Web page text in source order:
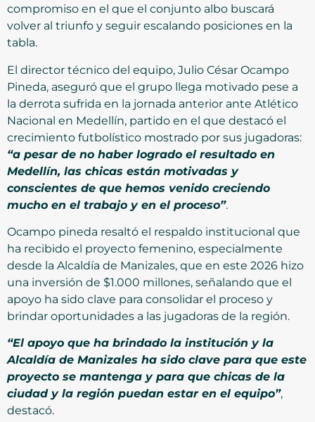
compromiso en el que el conjunto albo buscará
volver al triunfo y seguir escalando posiciones en la
tabla.
El director técnico del equipo, Julio César Ocampo
Pineda, aseguró que el grupo llega motivado pese a
la derrota sufrida en la jornada anterior ante Atlético
Nacional en Medellín, partido en el que destacó el
crecimiento futbolístico mostrado por sus jugadoras:
“a pesar de no haber logrado el resultado en
Medellín, las chicas están motivadas y
conscientes de que hemos venido creciendo
mucho en el trabajo y en el proceso”.
Ocampo pineda resaltó el respaldo institucional que
ha recibido el proyecto femenino, especialmente
desde la Alcaldía de Manizales, que en este 2026 hizo
una inversión de $1.000 millones, señalando que el
apoyo ha sido clave para consolidar el proceso y
brindar oportunidades a las jugadoras de la región.
“El apoyo que ha brindado la institución y la
Alcaldía de Manizales ha sido clave para que este
proyecto se mantenga y para que chicas de la
ciudad y la región puedan estar en el equipo”,
destacó.